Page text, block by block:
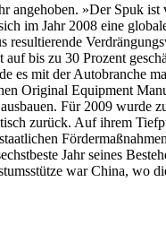
angehoben. »Der Spuk
im Jahr 2008 eine
resultierende
bis zu 30 Prozent
es mit der Autobranche
Original Equipment
Für 2009 wurde
zurück. Auf ihrem
Jahr seines
war China, wo